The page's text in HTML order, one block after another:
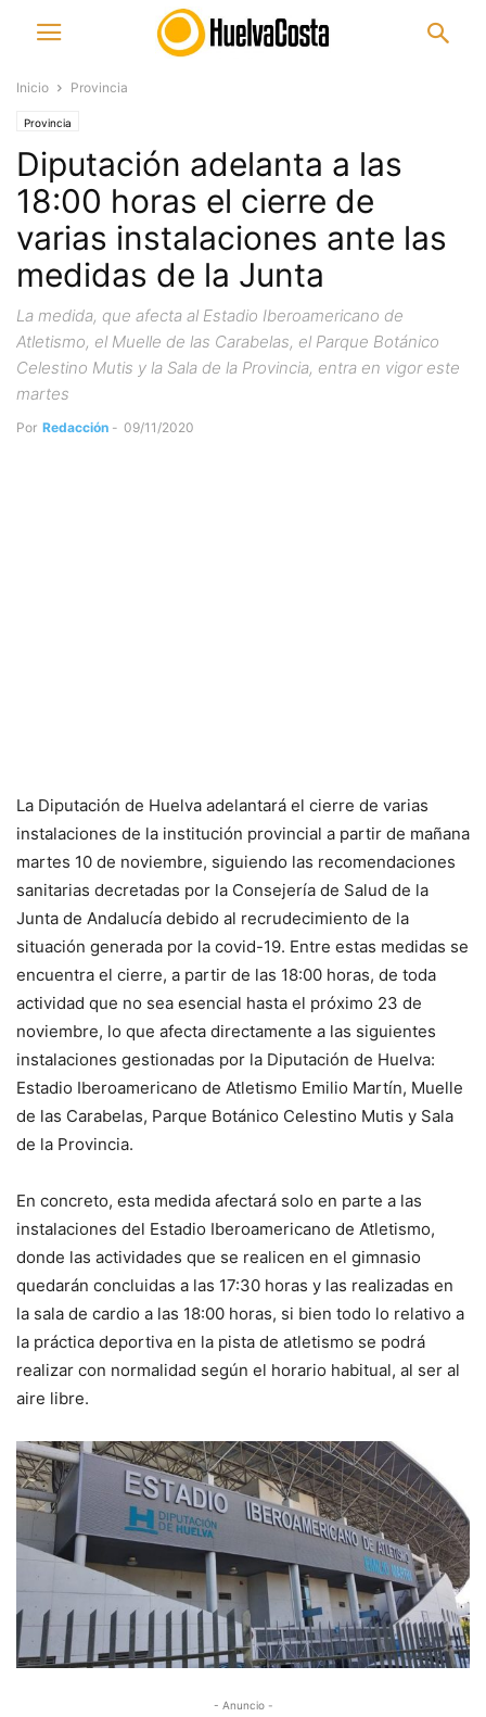
Inicio Provincia
Provincia
Diputación adelanta a las
18:00 horas el cierre de
varias instalaciones ante las
medidas de la Junta
La medida, que afecta al Estadio Iberoamericano de
Atletismo, el Muelle de las Carabelas, el Parque Botánico
Celestino Mutis y la Sala de la Provincia, entra en vigor este
martes
Por Redacción - 09/11/2020
La Diputación de Huelva adelantará el cierre de varias
instalaciones de la institución provincial a partir de mañana
martes 10 de noviembre, siguiendo las recomendaciones
sanitarias decretadas por la Consejería de Salud de la
Junta de Andalucía debido al recrudecimiento de la
situación generada por la covid-19. Entre estas medidas se
encuentra el cierre, a partir de las 18:00 horas, de toda
actividad que no sea esencial hasta el próximo 23 de
noviembre, lo que afecta directamente a las siguientes
instalaciones gestionadas por la Diputación de Huelva:
Estadio Iberoamericano de Atletismo Emilio Martín, Muelle
de las Carabelas, Parque Botánico Celestino Mutis y Sala
de la Provincia.
En concreto, esta medida afectará solo en parte a las
instalaciones del Estadio Iberoamericano de Atletismo,
donde las actividades que se realicen en el gimnasio
quedarán concluidas a las 17:30 horas y las realizadas en
la sala de cardio a las 18:00 horas, si bien todo lo relativo a
la práctica deportiva en la pista de atletismo se podrá
realizar con normalidad según el horario habitual, al ser al
aire libre.
- Anuncio -